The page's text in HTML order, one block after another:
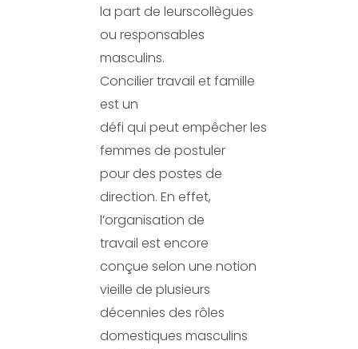
la part de leurscollègues
ou responsables
masculins.
Concilier travail et famille
est un
défi qui peut empêcher les
femmes de postuler
pour des postes de
direction. En effet,
l’organisation de
travail est encore
conçue selon une notion
vieille de plusieurs
décennies des rôles
domestiques masculins